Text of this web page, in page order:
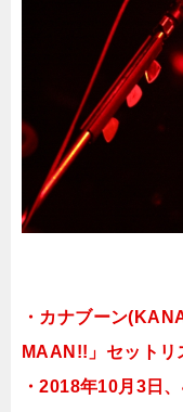
・カナブーン
MAAN!!」セットリ
・2018年10月3日